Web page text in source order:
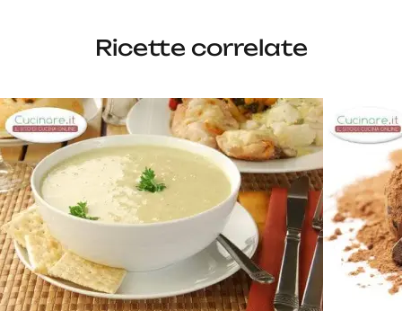
Ricette correlate